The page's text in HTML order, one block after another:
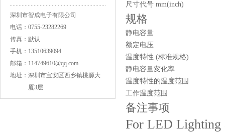
深圳市智成电子有限公司
电话： 0755-23282269
传真： 默认
手机： 13510639094
邮箱： 114749610@qq.com
地址： 深圳市宝安区西乡镇桃源大
厦3层
尺寸代号 mm(inch)
规格
静电容量
额定电压
温度特性 (标准规格)
静电容量変化率
温度特性的温度范围
工作温度范围
备注事项
For LED Lighting